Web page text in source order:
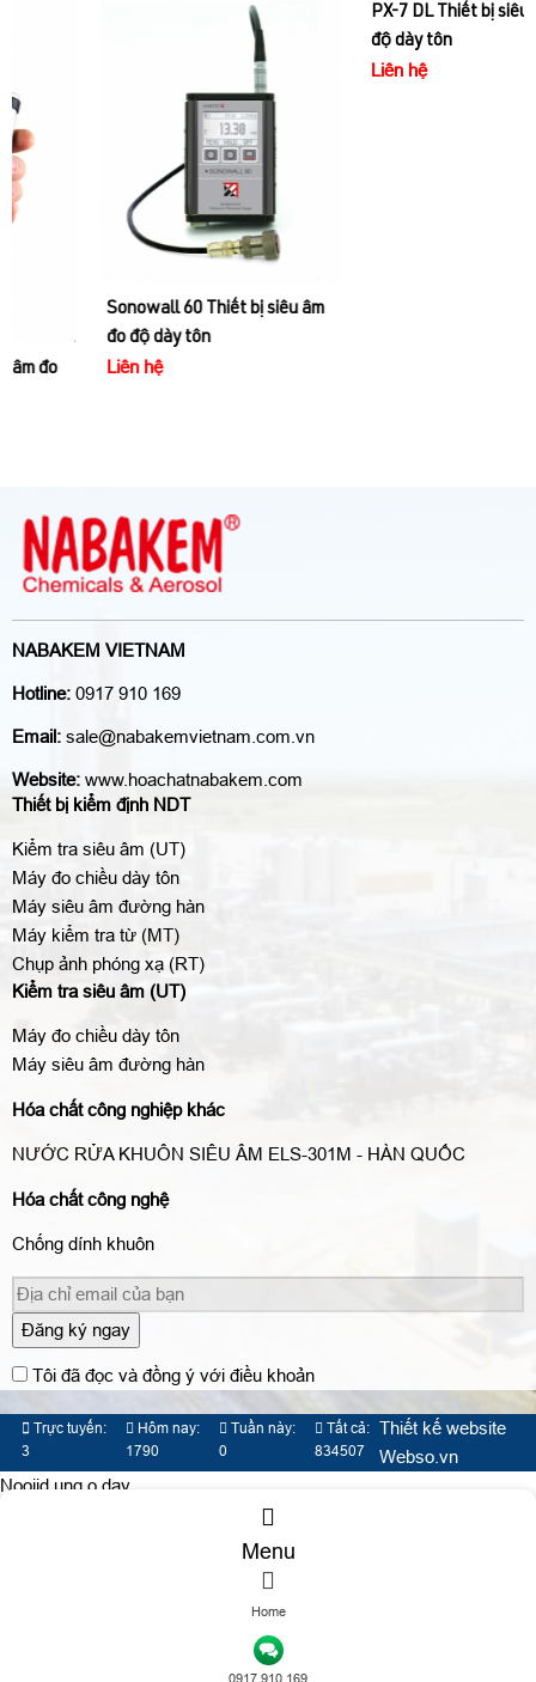
Sonowall 60 Thiết bị siêu âm
đo độ dày tôn
Liên hệ
PX-7 DL Thiết bị siêu âm đo
NABAKEM VIETNAM
Hotline: 0917 910 169
Email: sale@nabakemvietnam.com.vn
Website: www.hoachatnabakem.com
Thiết bị kiểm định NDT
Kiểm tra siêu âm (UT)
Máy đo chiều dày tôn
Máy siêu âm đường hàn
Máy kiểm tra từ (MT)
Chụp ảnh phóng xạ (RT)
Kiểm tra siêu âm (UT)
Máy đo chiều dày tôn
Máy siêu âm đường hàn
Hóa chất công nghiệp khác
NƯỚC RỬA KHUÔN SIÊU ÂM ELS-301M - HÀN QUỐC
Hóa chất công nghệ
Chống dính khuôn
Đăng ký ngay
Tôi đã đọc và đồng ý với điều khoản
Trực tuyến:
3
Hôm nay:
1790
Tuần này:
0
Tất cả:
834507
Thiết kế website
Webso.vn
Menu
Home
0917 910 169
Nooijd ung o day
TƯ VẤN DỊCH VỤ